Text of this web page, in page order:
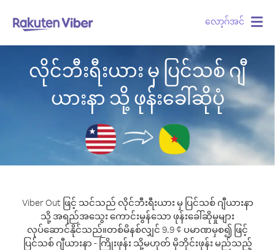
လော့ဂ်အင်
လိုင်ဘီးရီးယား မှ ပြင်သစ် ဂျီ
ယားနာ သို့ ဖုန်းခေါ်ဆိုပုံ
Viber Out ဖြင့် သင်သည် လိုင်ဘီးရီးယား မှ ပြင်သစ် ဂျီယားနာ
သို့ အရည်အသွေး ကောင်းမွန်သော ဖုန်းခေါ်ဆိုမှုများ
လုပ်ဆောင်နိုင်သည်။တစ်မိနစ်လျှင် 9.9 ¢ ပမာဏမှစ၍ ဖြင့်
ပြင်သစ် ဂျီယားနာ - ကြိုးဖုန်း သို့မဟုတ် မိုဘိုင်းဖုန်း မည်သည့်